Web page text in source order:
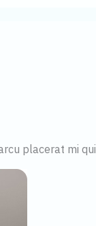
placerat mi